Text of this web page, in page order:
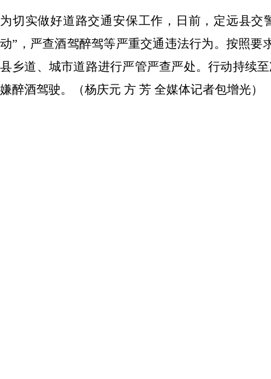
为切实做好道路交通安保工作，日前，定远县
动”，严查酒驾醉驾等严重交通违法行为。按照
县乡道、城市道路进行严管严查严处。行动持续
嫌醉酒驾驶。（杨庆元 方 芳 全媒体记者包增光）